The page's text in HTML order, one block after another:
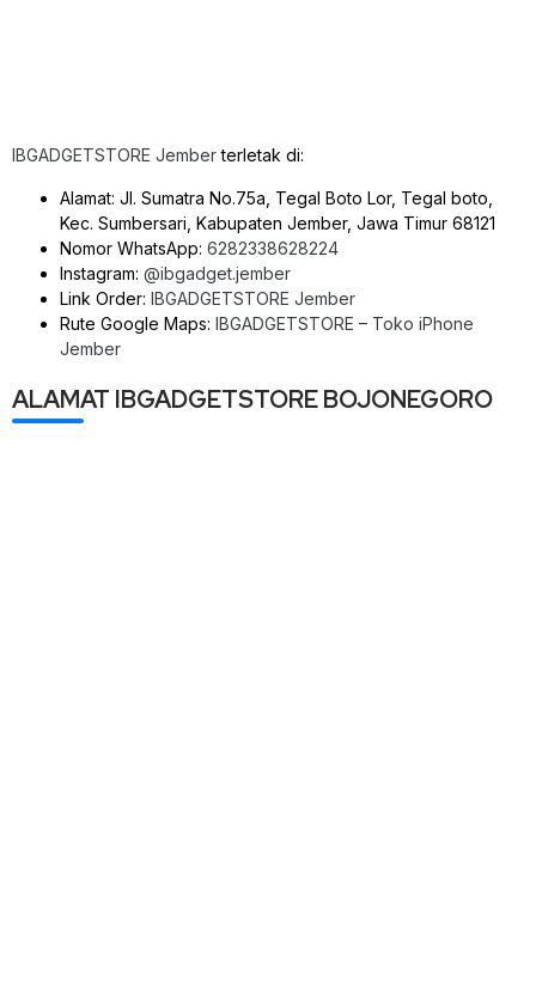
IBGADGETSTORE Jemberterletak di:
Alamat: Jl. Sumatra No.75a, Tegal Boto Lor, Tegal boto,
Kec. Sumbersari, Kabupaten Jember, Jawa Timur 68121
Nomor WhatsApp: 6282338628224
Instagram: @ibgadget.jember
Link Order: IBGADGETSTORE Jember
Rute Google Maps: IBGADGETSTORE – Toko iPhone
Jember
ALAMAT IBGADGETSTORE BOJONEGORO